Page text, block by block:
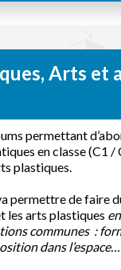
Arts et
permettant
en classe (C1 /
plastiques.
permettre de faire
les arts plastiques
communes :
dans l’espace…